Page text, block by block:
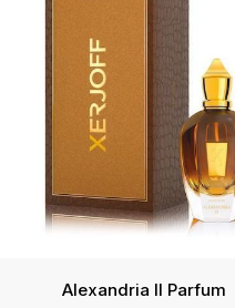
Alexandria II Parfum